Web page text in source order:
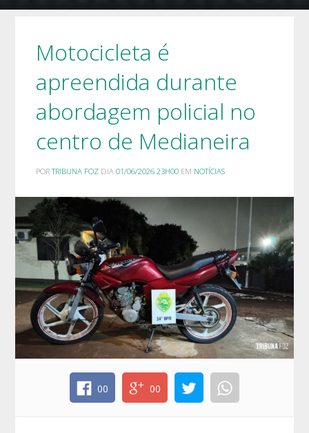
Motocicleta é
apreendida durante
abordagem policial no
centro de Medianeira
PORTRIBUNA FOZ DIA01/06/2026 23H00 EM NOTÍCIAS
00 00